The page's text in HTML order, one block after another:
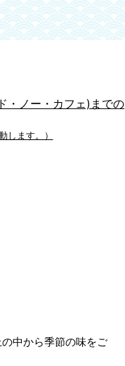
・ノー・カフェ)までの
します。）
中から季節の味をご